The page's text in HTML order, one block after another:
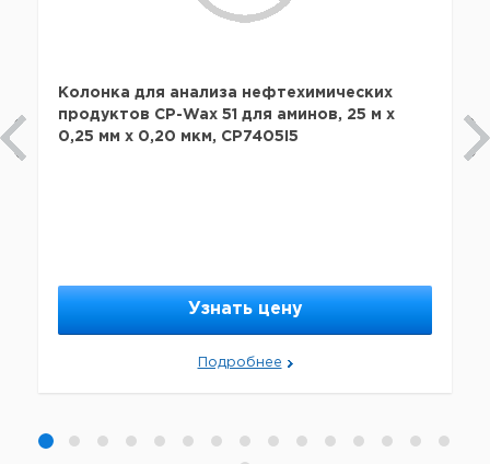
Колонка для анализа нефтехимических
продуктов CP-Wax 51 для аминов, 25 м х
0,25 мм х 0,20 мкм, CP7405I5
Узнать цену
Подробнее